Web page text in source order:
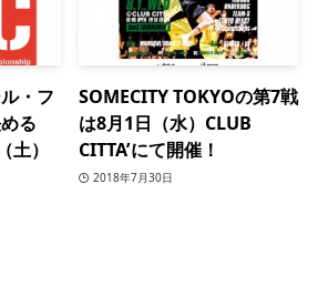
・フ
る
土）
SOMECITY TOKYOの第7戦
は8月1日（水）CLUB
CITTA’にて開催！
2018年7月30日